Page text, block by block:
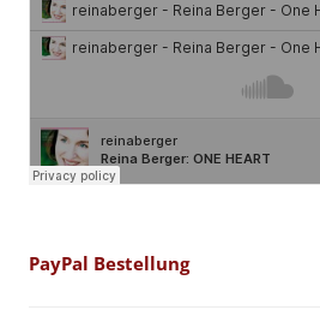
PayPal Bestellung